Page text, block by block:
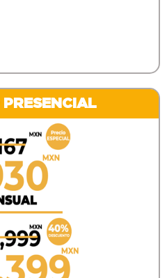
PRESENCIAL